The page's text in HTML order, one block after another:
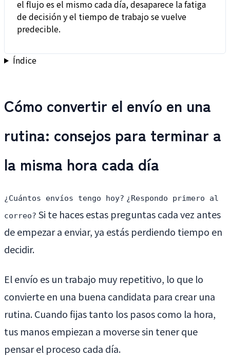
el flujo es el mismo cada día, desaparece la fatiga
de decisión y el tiempo de trabajo se vuelve
predecible.
Índice
Cómo convertir el envío en una
rutina: consejos para terminar a
la misma hora cada día
¿Cuántos envíos tengo hoy? ¿Respondo primero al
correo? Si te haces estas preguntas cada vez antes
de empezar a enviar, ya estás perdiendo tiempo en
decidir.
El envío es un trabajo muy repetitivo, lo que lo
convierte en una buena candidata para crear una
rutina. Cuando fijas tanto los pasos como la hora,
tus manos empiezan a moverse sin tener que
pensar el proceso cada día.